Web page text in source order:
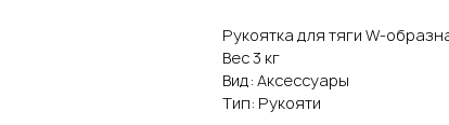
Рукоятка для тяги W-
Вес 3 кг
Вид: Аксессуары
Тип: Рукояти